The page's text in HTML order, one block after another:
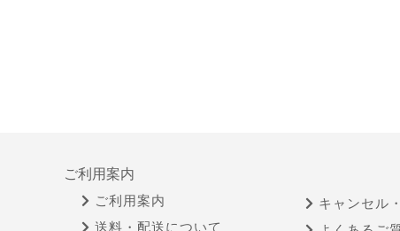
ご利用案内
ご利用案内
送料・配送について
キャンセル